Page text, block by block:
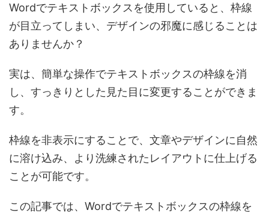
Wordでテキストボックスを使用していると、 枠線
が目立ってしまい、デザインの邪魔に感じることは
ありませんか？
実は、 簡単な操作でテキストボックスの枠線を消
し、すっきりとした見た目に変更することができま
す。
枠線を非表示にすることで、 文章やデザインに自然
に溶け込み、より洗練されたレイアウト に仕上げる
ことが可能です。
この記事では、 Wordでテキストボックスの枠線を